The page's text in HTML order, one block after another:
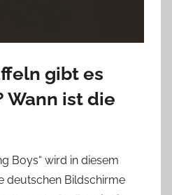
gibt es
Wann ist die
Boys“ wird in diesem
deutschen Bildschirme